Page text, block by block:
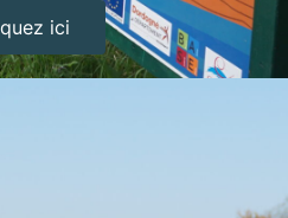
ici